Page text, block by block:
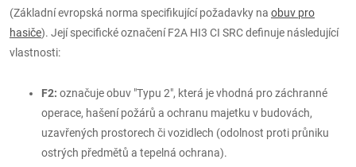
(Základní evropská norma specifikující požadavky na obuv pro
hasiče). Její specifické označení F2A HI3 CI SRC definuje následující
vlastnosti:
F2: označuje obuv "Typu 2", která je vhodná pro záchranné
operace, hašení požárů a ochranu majetku v budovách,
uzavřených prostorech či vozidlech (odolnost proti průniku
ostrých předmětů a tepelná ochrana).